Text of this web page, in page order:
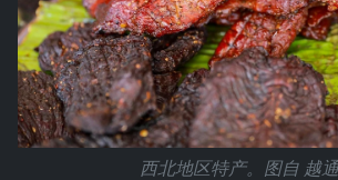
西北地区特产。图自 越